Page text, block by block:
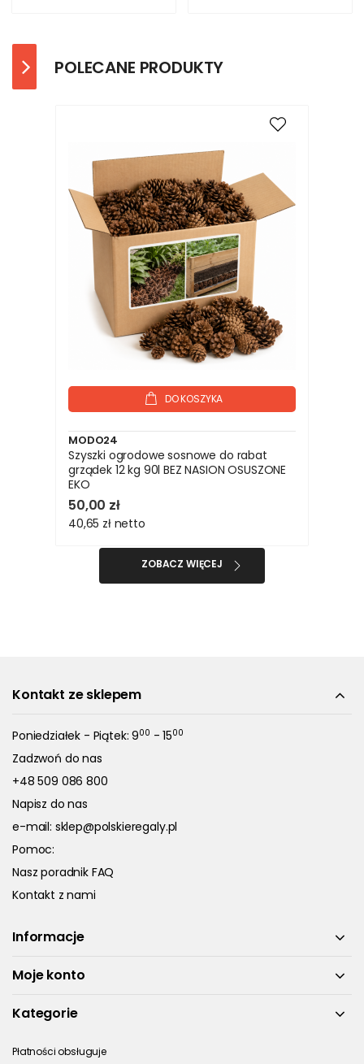
POLECANE PRODUKTY
DO KOSZYKA
MODO24
Szyszki ogrodowe sosnowe do rabat
grządek 12 kg 90l BEZ NASION OSUSZONE
EKO
50,00 zł
40,65 zł netto
ZOBACZ WIĘCEJ
Kontakt ze sklepem
Poniedziałek - Piątek: 900 - 1500
Zadzwoń do nas
+48 509 086 800
Napisz do nas
e-mail: sklep@polskieregaly.pl
Pomoc:
Nasz poradnik FAQ
Kontakt z nami
Informacje
Moje konto
Kategorie
Płatności obsługuje